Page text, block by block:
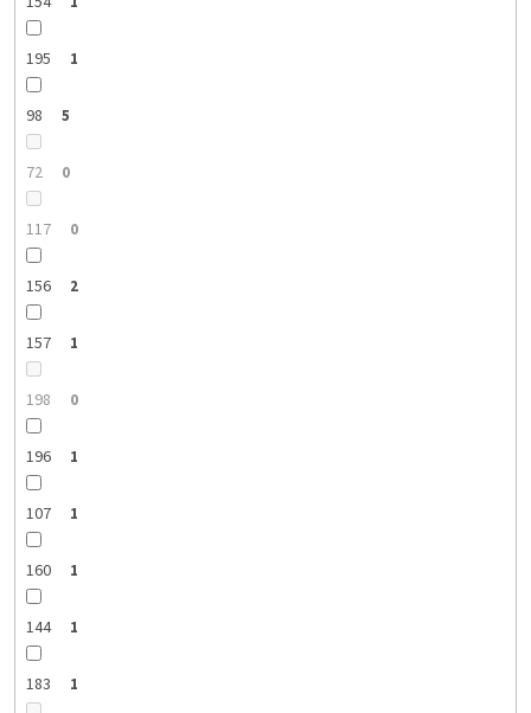
195 1
98 5
72 0
117 0
156 2
157 1
198 0
196 1
107 1
160 1
144 1
183 1